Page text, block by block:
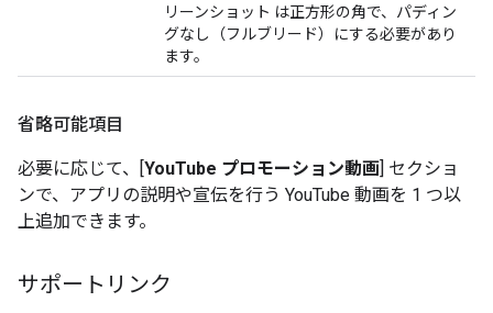
リーンショット は正方形の角で、パディン
グなし（フルブリード）にする必要があり
ます。
省略可能項目
必要に応じて、[YouTube プロモーション動画] セクショ
ンで、アプリの説明や宣伝を行う YouTube 動画を 1 つ以
上追加できます。
サポートリンク